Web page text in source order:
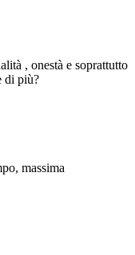
, onestà e soprattutto
di più?
massima